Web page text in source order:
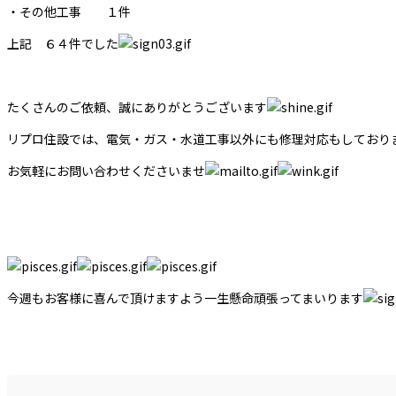
・その他工事 １件
上記 ６４件でした
たくさんのご依頼、誠にありがとうございます
リプロ住設では、電気・ガス・水道工事以外にも修理対応もしており
お気軽にお問い合わせくださいませ
今週もお客様に喜んで頂けますよう一生懸命頑張ってまいります